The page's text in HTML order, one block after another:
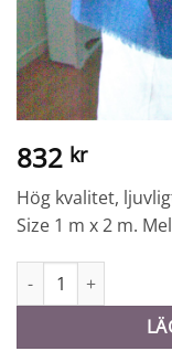
832 kr
Hög kvalitet,
Size 1 m x 2 m.
Cashmeresjal King